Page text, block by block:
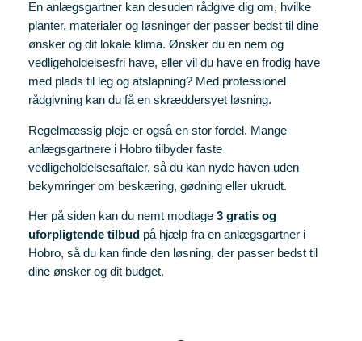
En anlægsgartner kan desuden rådgive dig om, hvilke
planter, materialer og løsninger der passer bedst til dine
ønsker og dit lokale klima. Ønsker du en nem og
vedligeholdelsesfri have, eller vil du have en frodig have
med plads til leg og afslapning? Med professionel
rådgivning kan du få en skræddersyet løsning.
Regelmæssig pleje er også en stor fordel. Mange
anlægsgartnere i Hobro tilbyder faste
vedligeholdelsesaftaler, så du kan nyde haven uden
bekymringer om beskæring, gødning eller ukrudt.
Her på siden kan du nemt modtage 3 gratis og
uforpligtende tilbud på hjælp fra en anlægsgartner i
Hobro, så du kan finde den løsning, der passer bedst til
dine ønsker og dit budget.